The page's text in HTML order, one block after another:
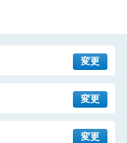
変更
変更
変更